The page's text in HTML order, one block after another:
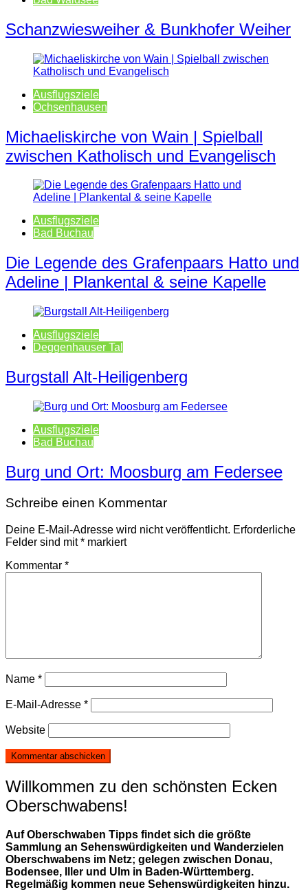
Schanzwiesweiher & Bunkhofer Weiher
Ausflugsziele
Ochsenhausen
Michaeliskirche von Wain | Spielball
zwischen Katholisch und Evangelisch
Ausflugsziele
Bad Buchau
Die Legende des Grafenpaars Hatto und
Adeline | Plankental & seine Kapelle
Ausflugsziele
Deggenhauser Tal
Burgstall Alt-Heiligenberg
Ausflugsziele
Bad Buchau
Burg und Ort: Moosburg am Federsee
Schreibe einen Kommentar
Deine E-Mail-Adresse wird nicht veröffentlicht. Erforderliche
Felder sind mit* markiert
Kommentar *
Name *
E-Mail-Adresse *
Website
Willkommen zu den schönsten Ecken
Oberschwabens!
Auf Oberschwaben Tipps findet sich die größte
Sammlung an Sehenswürdigkeiten und Wanderzielen
Oberschwabens im Netz; gelegen zwischen Donau,
Bodensee, Iller und Ulm in Baden-Württemberg.
Regelmäßig kommen neue Sehenswürdigkeiten hinzu.